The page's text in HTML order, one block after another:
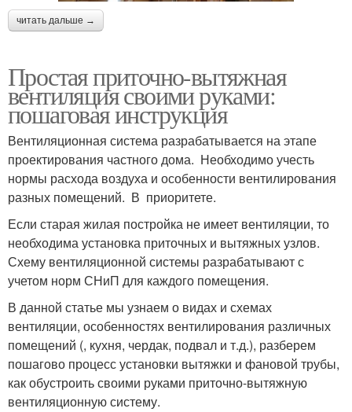
читать дальше →
Простая приточно-вытяжная
вентиляция своими руками:
пошаговая инструкция
Вентиляционная система разрабатывается на этапе
проектирования частного дома. Необходимо учесть
нормы расхода воздуха и особенности вентилирования
разных помещений. В приоритете.
Если старая жилая постройка не имеет вентиляции, то
необходима установка приточных и вытяжных узлов.
Схему вентиляционной системы разрабатывают с
учетом норм СНиП для каждого помещения.
В данной статье мы узнаем о видах и схемах
вентиляции, особенностях вентилирования различных
помещений (, кухня, чердак, подвал и т.д.), разберем
пошагово процесс установки вытяжки и фановой трубы,
как обустроить своими руками приточно-вытяжную
вентиляционную систему.